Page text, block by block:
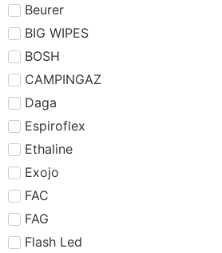
Beurer
BIG WIPES
BOSH
CAMPINGAZ
Daga
Espiroflex
Ethaline
Exojo
FAC
FAG
Flash Led